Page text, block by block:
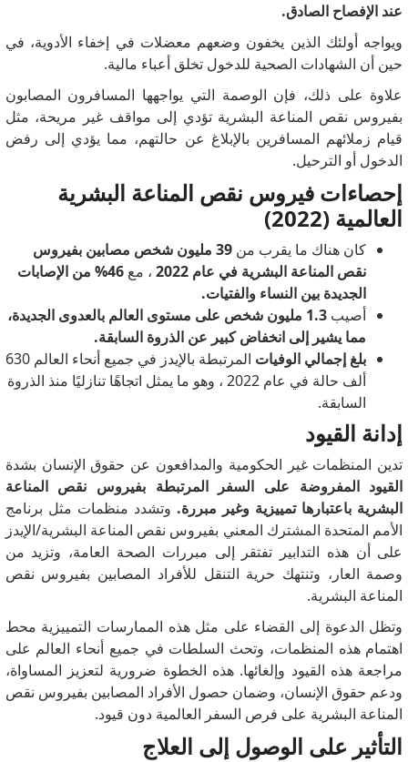
عند الإفصاح الصادق.
ويواجه أولئك الذين يخفون وضعهم معضلات في إخفاء الأدوية، في
حين أن الشهادات الصحية للدخول تخلق أعباء مالية.
علاوة على ذلك، فإن الوصمة التي يواجهها المسافرون المصابون
بفيروس نقص المناعة البشرية تؤدي إلى مواقف غير مريحة، مثل
قيام زملائهم المسافرين بالإبلاغ عن حالتهم، مما يؤدي إلى رفض
الدخول أو الترحيل.
إحصاءات فيروس نقص المناعة البشرية
العالمية (2022)
كان هناك ما يقرب من
39 مليون شخص مصابين بفيروس
نقص المناعة البشرية في عام 2022
، مع
46% من الإصابات
الجديدة بين النساء والفتيات.
أصيب
1.3 مليون شخص على مستوى العالم بالعدوى الجديدة،
مما يشير إلى انخفاض كبير عن الذروة السابقة.
بلغ إجمالي الوفيات
المرتبطة بالإيدز في جميع أنحاء العالم 630
ألف حالة في عام 2022
، وهو ما يمثل اتجاهًا تنازليًا منذ الذروة
السابقة.
إدانة القيود
تدين المنظمات غير الحكومية والمدافعون عن حقوق الإنسان بشدة
القيود المفروضة على السفر المرتبطة بفيروس نقص المناعة
البشرية باعتبارها تمييزية وغير مبررة. وتشدد منظمات مثل برنامج
الأمم المتحدة المشترك المعني بفيروس نقص المناعة البشرية/الإيدز
على أن هذه التدابير تفتقر إلى مبررات الصحة العامة، وتزيد من
وصمة العار، وتنتهك حرية التنقل للأفراد المصابين بفيروس نقص
المناعة البشرية.
وتظل الدعوة إلى القضاء على مثل هذه الممارسات التمييزية محط
اهتمام هذه المنظمات، وتحث السلطات في جميع أنحاء العالم على
مراجعة هذه القيود وإلغائها. هذه الخطوة ضرورية لتعزيز المساواة،
ودعم حقوق الإنسان، وضمان حصول الأفراد المصابين بفيروس نقص
المناعة البشرية على فرص السفر العالمية دون قيود.
التأثير على الوصول إلى العلاج